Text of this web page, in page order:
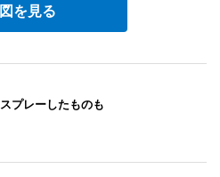
を見る
プレーしたものも